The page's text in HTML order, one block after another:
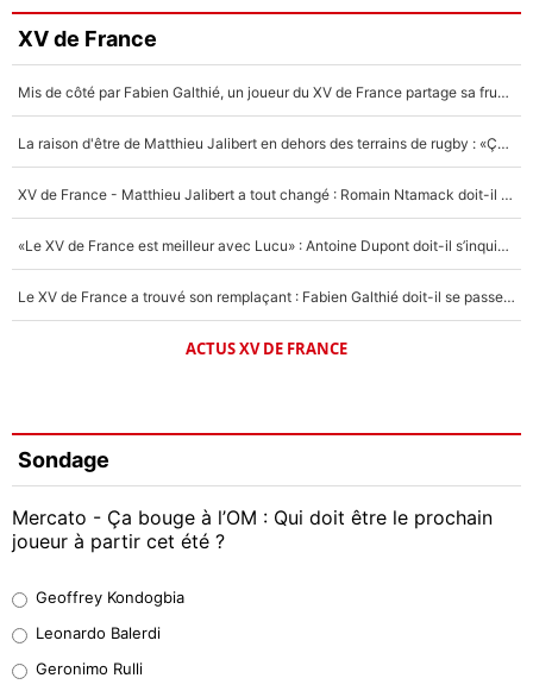
XV de France
Mis de côté par Fabien Galthié, un joueur du XV de France partage sa frustration : «ils ne me l’ont pas dit tout de suite»
La raison d'être de Matthieu Jalibert en dehors des terrains de rugby : «Ça m'atteint autant que si tu touches à un membre de ma famille»
XV de France - Matthieu Jalibert a tout changé : Romain Ntamack doit-il s’inquiéter pour sa place à un an de la Coupe du monde ?
«Le XV de France est meilleur avec Lucu» : Antoine Dupont doit-il s’inquiéter pour sa place ?
Le XV de France a trouvé son remplaçant : Fabien Galthié doit-il se passer d'Antoine Dupont ?
ACTUS XV DE FRANCE
Sondage
Mercato - Ça bouge à l’OM : Qui doit être le prochain
joueur à partir cet été ?
38%
32%
Geoffrey Kondogbia
Leonardo Balerdi
Geronimo Rulli